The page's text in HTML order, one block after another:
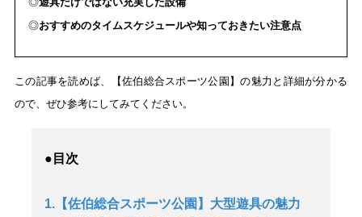
◎おすすめのタイムスケジュールや知っておきたい注意点
この記事を読めば、【佐伯総合スポーツ公園】の魅力と詳細が分かる
ので、ぜひ参考にしてみてください。
●目次
1.【佐伯総合スポーツ公園】大型遊具の魅力